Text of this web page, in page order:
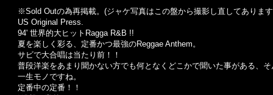
※Sold Outの為再掲載。 (ジャケ写真はこの盤から撮影し直してありま
US Original Press.
94' 世界的大ヒットRagga R&B !!
夏を楽しく彩る、定番かつ最強のReggae Anthem。
サビで大合唱は当たり前！！
普段洋楽をあまり聞かない方でも何となくどこかで聞いた事がある、
一生モノですね。
定番中の定番！！